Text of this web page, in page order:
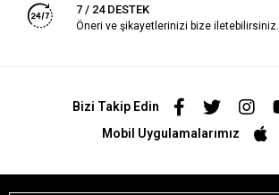
7 / 24 DESTEK
Öneri ve şikayetlerinizi bize iletebilirsiniz.
Bizi Takip Edin
Mobil Uygulamalarımız